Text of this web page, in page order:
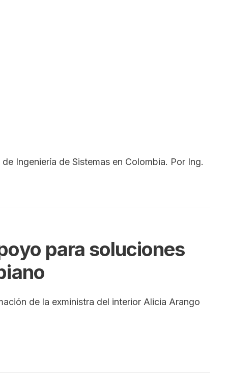
Ingeniería de Sistemas en Colombia. Por Ing.
para soluciones
de la exministra del interior Alicia Arango